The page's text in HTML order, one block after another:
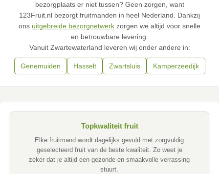
bezorgplaats er niet tussen? Geen zorgen, want
123Fruit.nl bezorgt fruitmanden in heel Nederland. Dankzij
ons uitgebreide bezorgnetwerk zorgen we altijd voor snelle
en betrouwbare levering.
Vanuit Zwartewaterland leveren wij onder andere in:
Genemuiden Hasselt Zwartsluis Kamperzeedijk
Topkwaliteit fruit
Elke fruitmand wordt dagelijks gevuld met zorgvuldig
geselecteerd fruit van de beste kwaliteit. Zo weet je
zeker dat je altijd een gezonde en smaakvolle verrassing
stuurt.